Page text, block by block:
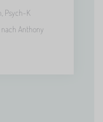
Psych-K
nach Anthony